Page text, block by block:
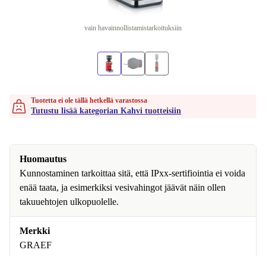
vain havainnollistamistarkoituksiin
Tuotetta ei ole tällä hetkellä varastossa
Tutustu lisää kategorian Kahvi tuotteisiin
Huomautus
Kunnostaminen tarkoittaa sitä, että IPxx-sertifiointia ei voida
enää taata, ja esimerkiksi vesivahingot jäävät näin ollen
takuuehtojen ulkopuolelle.
Merkki
GRAEF